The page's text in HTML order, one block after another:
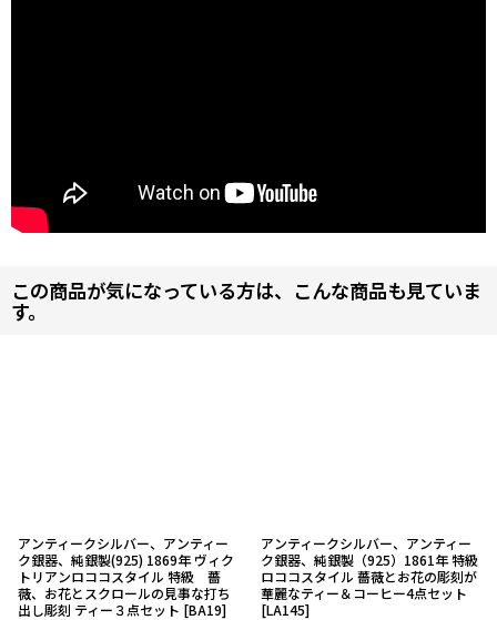
この商品が気になっている方は、こんな商品も見ていま
す。
アンティークシルバー、アンティー
ク銀器、純銀製(925) 1869年 ヴィク
トリアンロココスタイル 特級 薔
薇、お花とスクロールの見事な打ち
出し彫刻 ティー３点セット [BA19]
アンティークシルバー、アンティー
ク銀器、純銀製（925）1861年 特級
ロココスタイル 薔薇とお花の彫刻が
華麗なティー＆コーヒー4点セット
[LA145]